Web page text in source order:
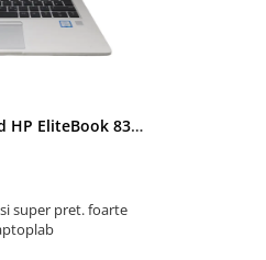
Laptop Second Hand HP EliteBook 830 G5 - 13.3inch Intel i5-8350U 8GB RAM 256GB SSD Windows 10 Refurbished
super pret. foarte